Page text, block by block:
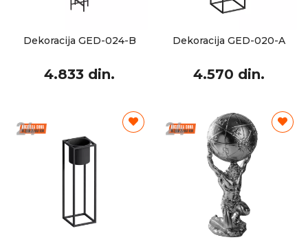
Dekoracija GED-024-B
4.833 din.
Dekoracija GED-020-A
4.570 din.